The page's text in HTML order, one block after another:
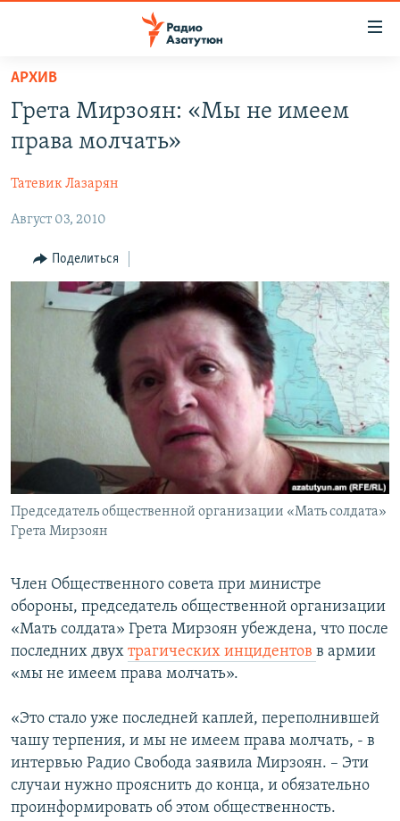
Перейти
основному
содержанию
Перейти
навигации
Перейти
НОВОСТИ
ПОЛИТИКА
ОБЩЕСТВО
ЭКОНОМИКА
РЕГИОН
НАГОРНЫЙ КАРАБАХ
English
Русский
АРХИВ
Грета Мирзоян: «Мы не имеем
права молчать»
Татевик Лазарян
Август 03, 2010
Поделиться
Председатель общественной организации «Мать солдата»
Грета Мирзоян
Член Общественного совета при министре
обороны, председатель общественной организации
«Мать солдата» Грета Мирзоян убеждена, что после
последних двух трагических инцидентов в армии
«мы не имеем права молчать».
«Это стало уже последней каплей, переполнившей
чашу терпения, и мы не имеем права молчать, - в
интервью Радио Свобода заявила Мирзоян. – Эти
случаи нужно прояснить до конца, и обязательно
проинформировать об этом общественность.